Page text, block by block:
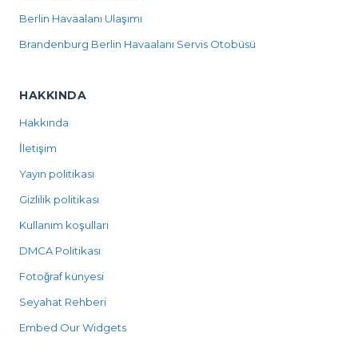
Berlin Havaalanı Ulaşımı
Brandenburg Berlin Havaalanı Servis Otobüsü
HAKKINDA
Hakkında
İletişim
Yayın politikası
Gizlilik politikası
Kullanım koşulları
DMCA Politikası
Fotoğraf künyesi
Seyahat Rehberi
Embed Our Widgets